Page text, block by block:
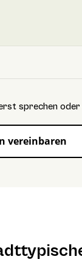
sprechen
vereinbaren